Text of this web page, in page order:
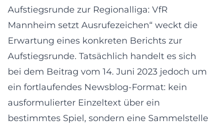
Aufstiegsrunde zur Regionalliga: VfR
Mannheim setzt Ausrufezeichen“ weckt die
Erwartung eines konkreten Berichts zur
Aufstiegsrunde. Tatsächlich handelt es sich
bei dem Beitrag vom 14. Juni 2023 jedoch um
ein fortlaufendes Newsblog-Format: kein
ausformulierter Einzeltext über ein
bestimmtes Spiel, sondern eine Sammelstelle